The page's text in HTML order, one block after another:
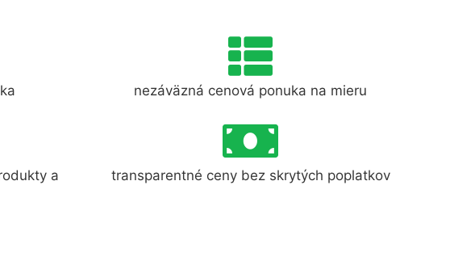
nezáväzná cenová ponuka na mieru
a
transparentné ceny bez skrytých poplatkov